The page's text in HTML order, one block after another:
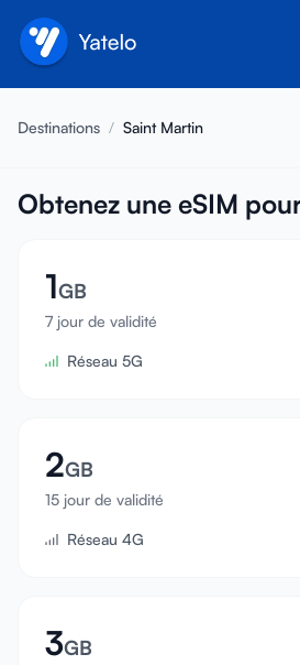
À propos
Parrainer un ami
Devenir affilié
Centre d'aide
Assistance
Compatibilité des appareils
Se connecter
Destinations / Saint Martin
Obtenez une eSIM
1GB
7 jour de validité
Réseau 5G
2GB
15 jour de validité
Réseau 4G
3GB